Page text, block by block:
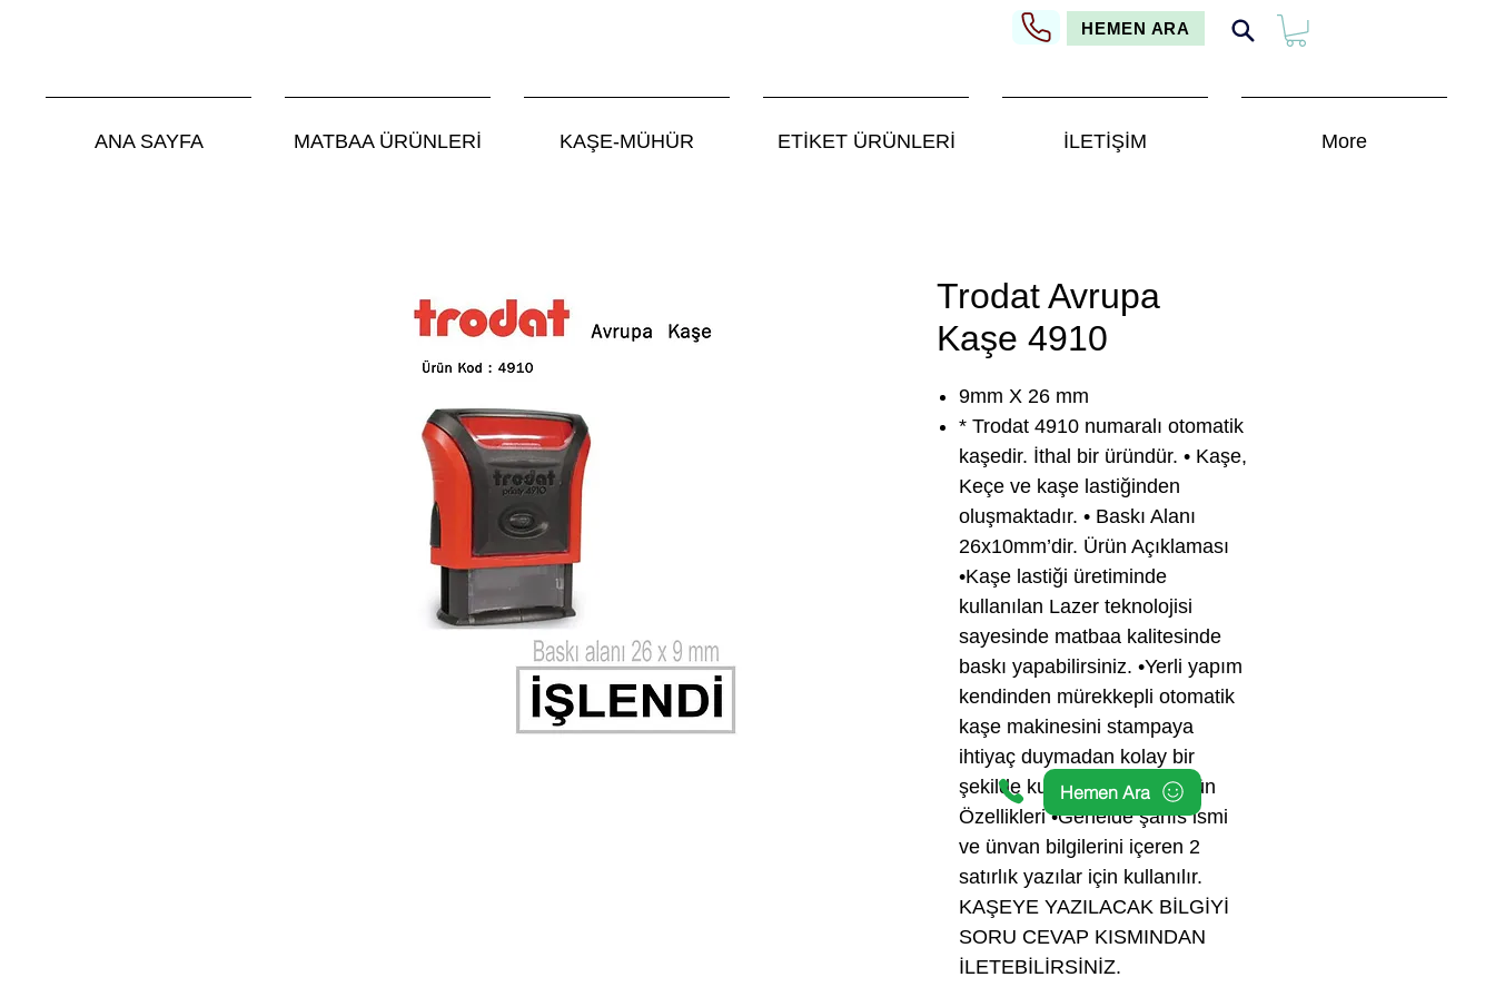
HEMEN ARA
ANA SAYFA MATBAA ÜRÜNLERİ KAŞE-MÜHÜR ETİKET ÜRÜNLERİ İLETİŞİM More
Trodat Avrupa
Kaşe 4910
9mm X 26 mm
* Trodat 4910 numaralı otomatik
kaşedir. İthal bir üründür. • Kaşe,
Keçe ve kaşe lastiğinden
oluşmaktadır. • Baskı Alanı
26x10mm’dir. Ürün Açıklaması
•Kaşe lastiği üretiminde
kullanılan Lazer teknolojisi
sayesinde matbaa kalitesinde
baskı yapabilirsiniz. •Yerli yapım
kendinden mürekkepli otomatik
kaşe makinesini stampaya
ihtiyaç duymadan kolay bir
şekilde kullanabilirsiniz. Ürün
Özellikleri •Genelde şahıs ismi
ve ünvan bilgilerini içeren 2
satırlık yazılar için kullanılır.
KAŞEYE YAZILACAK BİLGİYİ
SORU CEVAP KISMINDAN
İLETEBİLİRSİNİZ.
Hemen Ara